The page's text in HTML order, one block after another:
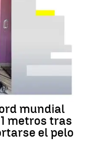
mundial
metros tras
el pelo